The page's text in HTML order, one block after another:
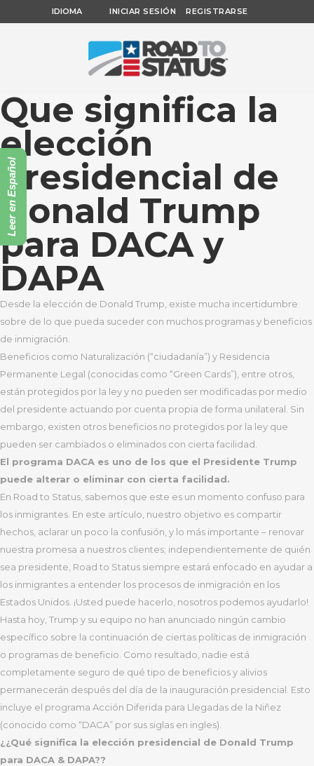
IDIOMA INICIAR SESIÓN REGISTRARSE
Que significa la
elección
presidencial de
Donald Trump
para DACA y
DAPA
Desde la elección de Donald Trump, existe mucha incertidumbre
sobre de lo que pueda suceder con muchos programas y beneficios
de inmigración.
Beneficios como Naturalización (“ciudadanía”) y Residencia
Permanente Legal (conocidas como “Green Cards”), entre otros,
están protegidos por la ley y no pueden ser modificadas por medio
del presidente actuando por cuenta propia de forma unilateral. Sin
embargo, existen otros beneficios no protegidos por la ley que
pueden ser cambiados o eliminados con cierta facilidad.
El programa DACA es uno de los que el Presidente Trump
puede alterar o eliminar con cierta facilidad.
En Road to Status, sabemos que este es un momento confuso para
los inmigrantes. En este artículo, nuestro objetivo es compartir
hechos, aclarar un poco la confusión, y lo más importante – renovar
nuestra promesa a nuestros clientes; independientemente de quién
sea presidente, Road to Status siempre estará enfocado en ayudar a
los inmigrantes a entender los procesos de inmigración en los
Estados Unidos. ¡Usted puede hacerlo, nosotros podemos ayudarlo!
Hasta hoy, Trump y su equipo no han anunciado ningún cambio
específico sobre la continuación de ciertas políticas de inmigración
o programas de beneficio. Como resultado, nadie está
completamente seguro de qué tipo de beneficios y alivios
permanecerán después del día de la inauguración presidencial. Esto
incluye el programa Acción Diferida para Llegadas de la Niñez
(conocido como “DACA” por sus siglas en ingles).
¿¿Qué significa la elección presidencial de Donald Trump
para DACA & DAPA??
Leer en Español